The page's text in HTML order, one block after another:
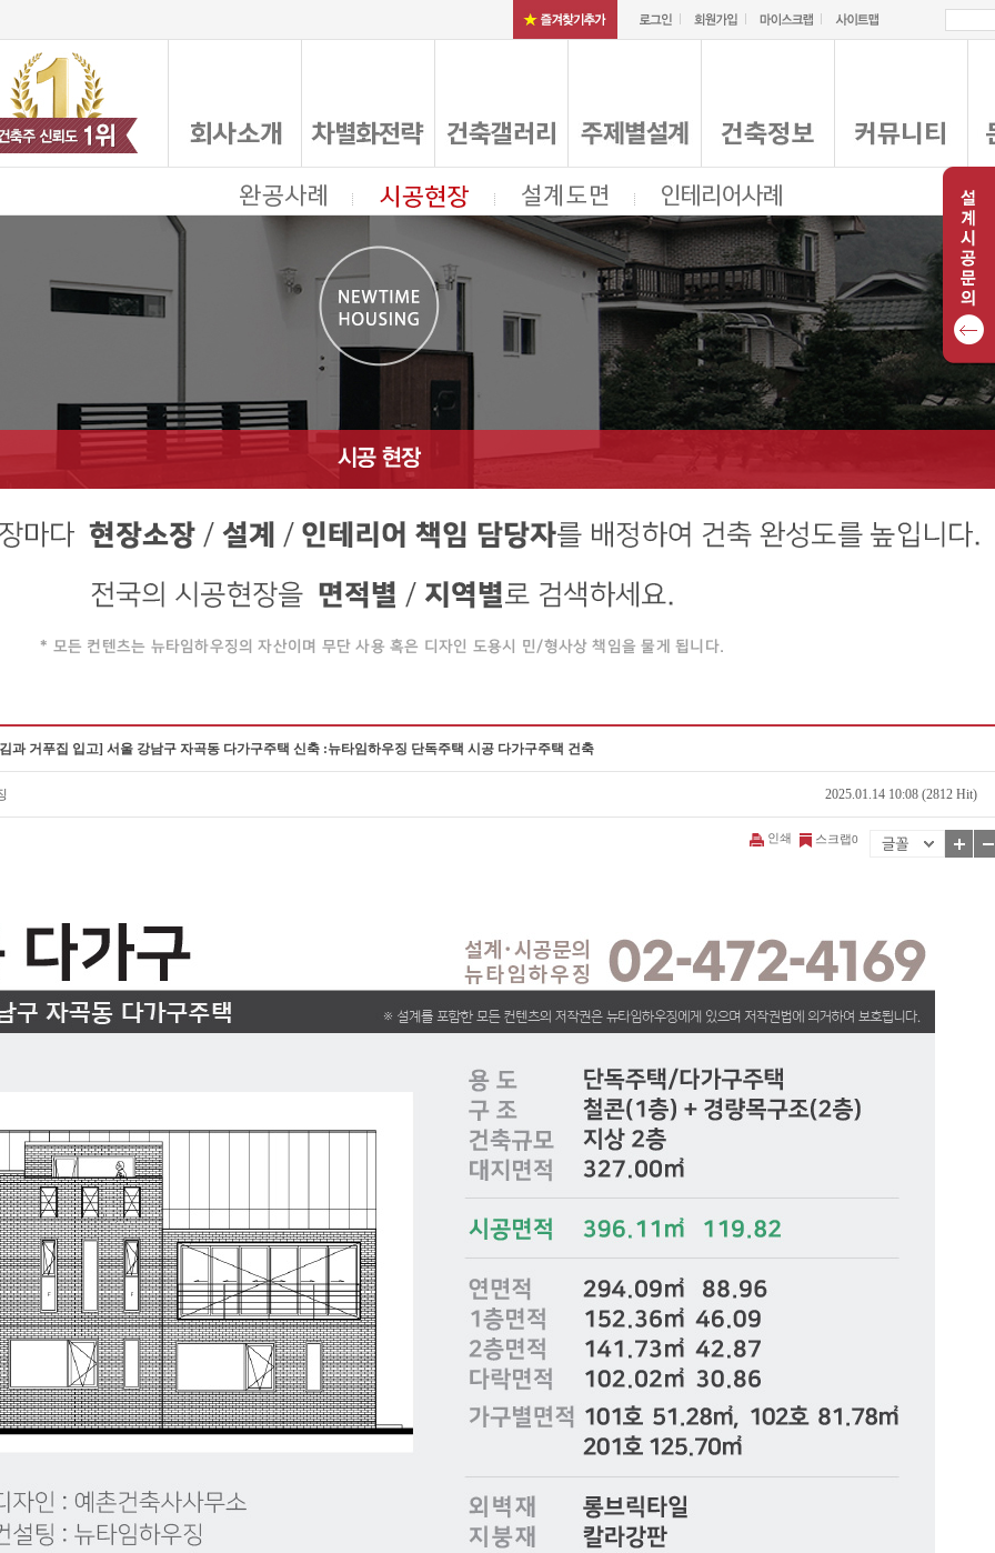
과 거푸집 입고] 서울 강남구 자곡동 다가구주택 신축 :뉴타임하우징 단독주택 시공 다가구주택 건축
2025.01.14 10:08 (2812 Hit)
인쇄 스크랩0